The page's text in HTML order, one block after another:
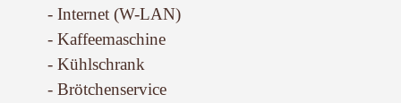
- Internet (W-LAN)
- Kaffeemaschine
- Kühlschrank
- Brötchenservice